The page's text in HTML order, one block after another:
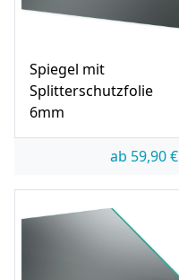
Spiegel mit
Splitterschutzfolie
6mm
ab 59,90€